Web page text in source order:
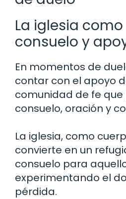
La iglesia
consuelo y
En momentos de
contar con el apoyo
comunidad de fe
consuelo, oración y
La iglesia, como
convierte en un
consuelo para
experimentando el
pérdida.